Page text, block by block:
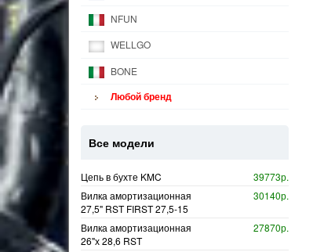
NFUN
WELLGO
BONE
Любой бренд
Все модели
Цепь в бухте KMC
39773р.
Вилка амортизационная
27,5" RST FIRST 27,5-15
30140р.
Вилка амортизационная
26"х 28,6 RST
27870р.